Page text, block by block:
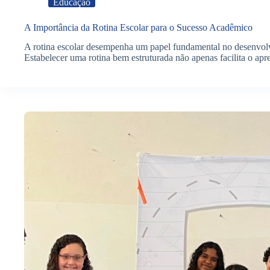
A Importância da Rotina Escolar para o Sucesso Acadêmico
A rotina escolar desempenha um papel fundamental no
Estabelecer uma rotina bem estruturada não apenas facilita o